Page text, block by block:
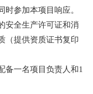
时参加本项目响应。
安全生产许可证和消
（提供资质证书复印
备一名项目负责人和1